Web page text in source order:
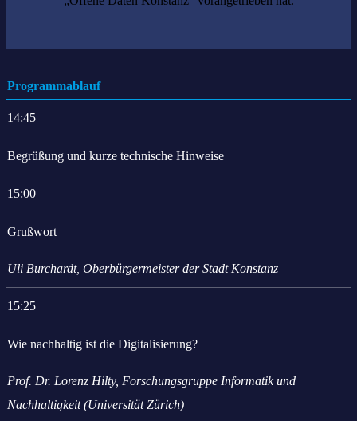
Programmablauf
14:45
Begrüßung und kurze technische Hinweise
15:00
Grußwort
Uli Burchardt, Oberbürgermeister der Stadt Konstanz
15:25
Wie nachhaltig ist die Digitalisierung?
Prof. Dr. Lorenz Hilty, Forschungsgruppe Informatik und
Nachhaltigkeit (Universität Zürich)